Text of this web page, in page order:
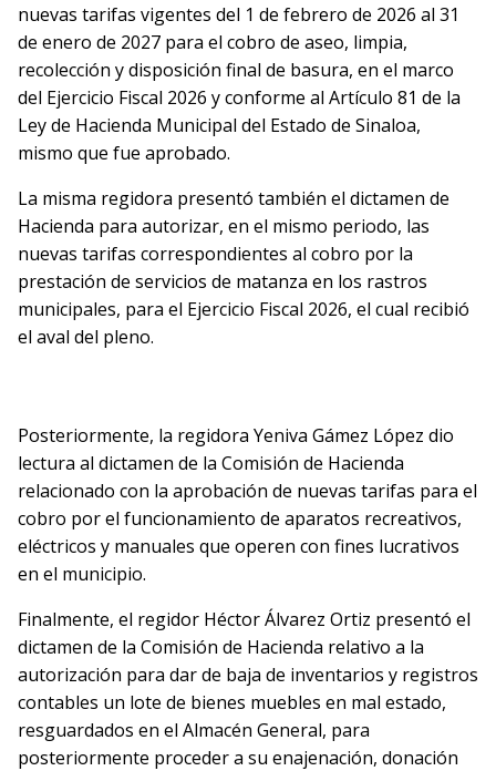
nuevas tarifas vigentes del 1 de febrero de 2026 al 31
de enero de 2027 para el cobro de aseo, limpia,
recolección y disposición final de basura, en el marco
del Ejercicio Fiscal 2026 y conforme al Artículo 81 de la
Ley de Hacienda Municipal del Estado de Sinaloa,
mismo que fue aprobado.
La misma regidora presentó también el dictamen de
Hacienda para autorizar, en el mismo periodo, las
nuevas tarifas correspondientes al cobro por la
prestación de servicios de matanza en los rastros
municipales, para el Ejercicio Fiscal 2026, el cual recibió
el aval del pleno.
Posteriormente, la regidora Yeniva Gámez López dio
lectura al dictamen de la Comisión de Hacienda
relacionado con la aprobación de nuevas tarifas para el
cobro por el funcionamiento de aparatos recreativos,
eléctricos y manuales que operen con fines lucrativos
en el municipio.
Finalmente, el regidor Héctor Álvarez Ortiz presentó el
dictamen de la Comisión de Hacienda relativo a la
autorización para dar de baja de inventarios y registros
contables un lote de bienes muebles en mal estado,
resguardados en el Almacén General, para
posteriormente proceder a su enajenación, donación